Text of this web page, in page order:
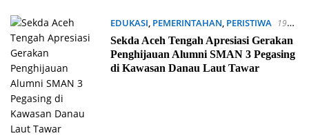
EDUKASI, PEMERINTAHAN, PERISTIWA
19
Juli 2026 21:31 WIB
Sekda Aceh Tengah Apresiasi Gerakan
Penghijauan Alumni SMAN 3 Pegasing
di Kawasan Danau Laut Tawar